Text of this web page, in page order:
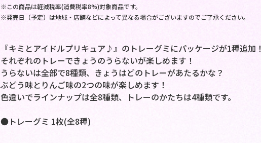
※この商品は軽減税率(消費税率8%)対象商品です。
※発売日（予定）は地域・店舗などによって異なる場合がございますのでご了承ください。
『キミとアイドルプリキュア♪』のトレーグミにパッケージが1種追加！
それぞれのトレーできょうのうらないが楽しめます！
うらないは全部で8種類、きょうはどのトレーがあたるかな？
ぶどう味とりんご味の2つの味が楽しめます！
色違いでラインナップは全8種類、トレーのかたちは4種類です。
●トレーグミ 1枚(全8種)